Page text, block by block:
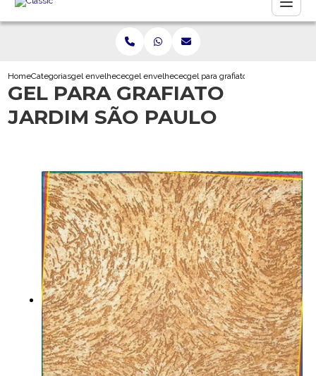
HomeCategoriasgel envelhecedorgel envelhecedor para gessogel para grafiato jardim sao paulo
GEL PARA GRAFIATO
JARDIM SÃO PAULO